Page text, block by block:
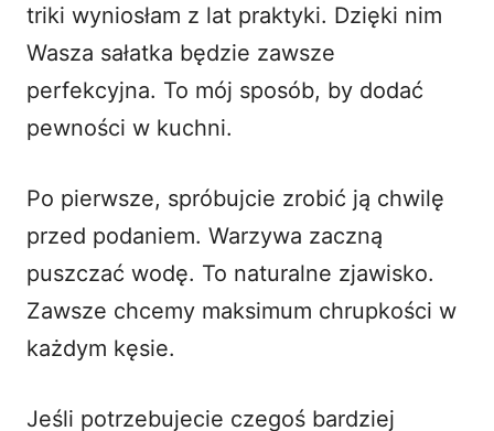
triki wyniosłam z lat praktyki. Dzięki nim
Wasza sałatka będzie zawsze
perfekcyjna. To mój sposób, by dodać
pewności w kuchni.
Po pierwsze, spróbujcie zrobić ją chwilę
przed podaniem. Warzywa zaczną
puszczać wodę. To naturalne zjawisko.
Zawsze chcemy maksimum chrupkości w
każdym kęsie.
Jeśli potrzebujecie czegoś bardziej